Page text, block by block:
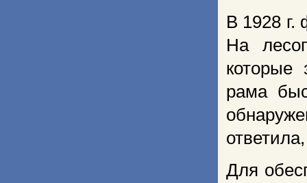
В 1928 г.
На
рама
Для